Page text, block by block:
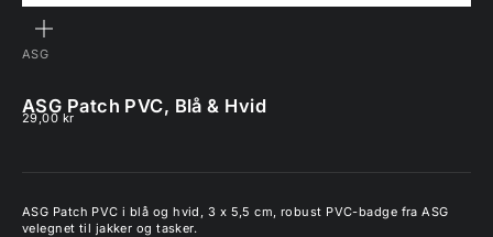
ASG
ASG Patch PVC, Blå & Hvid
Salgspris
29,00 kr
ASG Patch PVC i blå og hvid, 3 x 5,5 cm, robust PVC-badge fra ASG
velegnet til jakker og tasker.